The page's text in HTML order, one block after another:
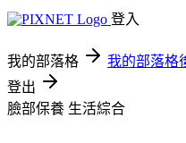
登入
我的部落格 我的部落格
登出
臉部保養 生活綜合